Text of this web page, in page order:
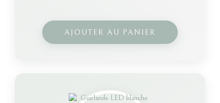
AJOUTER AU PANIER